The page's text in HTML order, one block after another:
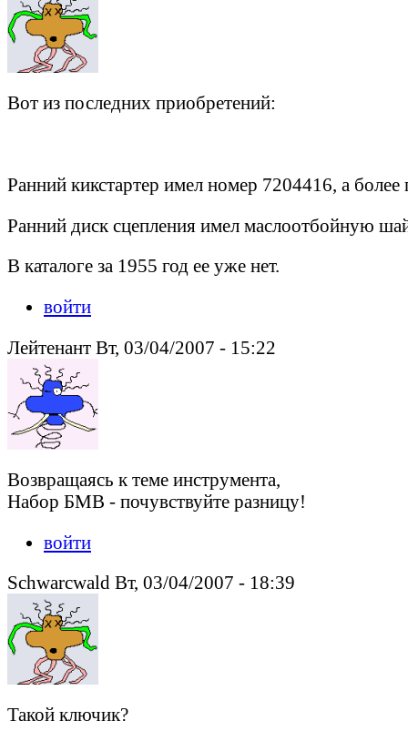
Вот из последних приобретений:
Ранний кикстартер имел номер 7204416, а
Ранний диск сцепления имел маслоотбойную
В каталоге за 1955 год ее уже нет.
войти
Лейтенант Вт, 03/04/2007 - 15:22
Возвращаясь к теме инструмента,
Набор БМВ - почувствуйте разницу!
войти
Schwarcwald Вт, 03/04/2007 - 18:39
Такой ключик?